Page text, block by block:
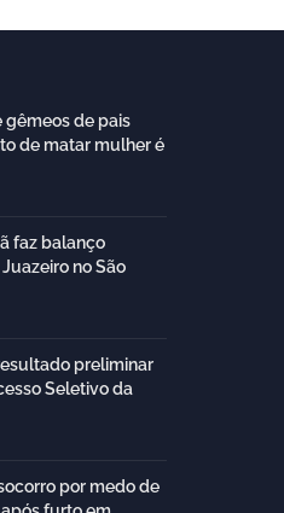
gêmeos de pais
de matar mulher é
faz balanço
no São
preliminar
Seletivo da
por medo de